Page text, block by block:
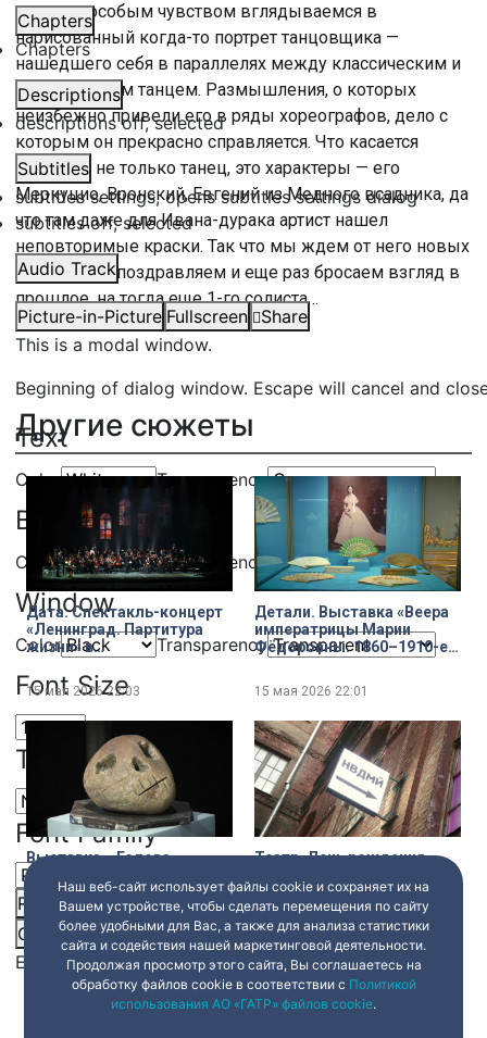
Chapters
Chapters
Descriptions
descriptions off, selected
Subtitles
subtitles settings, opens subtitles settings dialog
subtitles off, selected
Audio Track
Picture-in-Picture Fullscreen
Share
This is a modal window.
Beginning of dialog window. Escape will cancel and
Text
Color Transparency
Background
Color Transparency
Window
Color Transparency
Font Size
Text Edge Style
Font Family
Resetrestore all settings to the default values Done
Close Modal Dialog
End of dialog window.
теперь с особым чувством вглядываемся в
нарисованный когда-то портрет танцовщика —
нашедшего себя в параллелях между классическим и
современным танцем. Размышления, о которых
неизбежно привели его в ряды хореографов, дело с
которым он прекрасно справляется. Что касается
ролей, да не только танец, это характеры — его
Меркуцио, Вронский, Евгений из Медного всадника, да
что там даже для Ивана-дурака артист нашел
неповторимые краски. Так что мы ждем от него новых
свершений, поздравляем и еще раз бросаем взгляд в
прошлое, на тогда еще 1-го солиста…
Другие сюжеты
Дата. Спектакль-концерт
«Ленинград. Партитура
жизни» в
15 мая 202622:03
Детали. Выставка «Веера
императрицы Марии
Фёдоровны. 1860–1910-е
Эрмитаже
15 мая 2026 22:01
Выставка. «Голова
современника. Художники
из коллекции» Дениса
Химиляйне в Третьем
месте
15 мая 202622:00
Театр. День рождения
премьера нового
спектакля «Лихо»
15 мая 2026
Наш веб-сайт использует файлы cookie и сохраняет их на
Вашем устройстве, чтобы сделать перемещения по сайту
более удобными для Вас, а также для анализа статистики
сайта и содействия нашей маркетинговой деятельности.
Продолжая просмотр этого сайта, Вы соглашаетесь на
обработку файлов cookie в соответствии с Политикой
использования АО «ГАТР» файлов cookie.